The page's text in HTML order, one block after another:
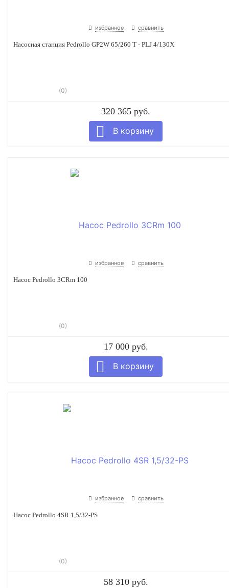
избранное сравнить
Насосная станция Pedrollo GP2W 65/260 T - PLJ 4/130X
(0)
320 365 руб.
избранное сравнить
Насос Pedrollo 3CRm 100
(0)
17 000 руб.
избранное сравнить
Насос Pedrollo 4SR 1,5/32-PS
(0)
58 310 руб.